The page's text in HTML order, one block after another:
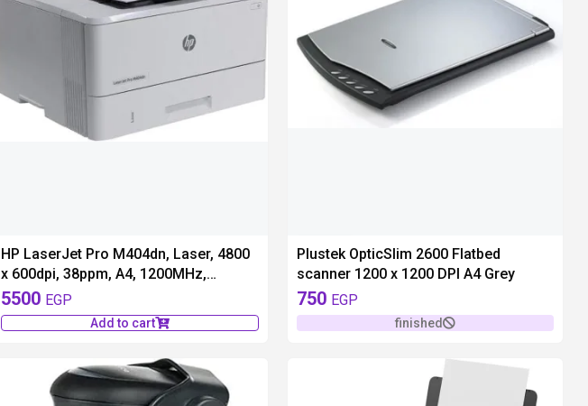
HP LaserJet Pro M404dn, Laser, 4800
x 600dpi, 38ppm, A4, 1200MHz,
256MB, USB, LCD
5500 EGP
Add to cart
Plustek OpticSlim 2600 Flatbed
scanner 1200 x 1200 DPI A4 Grey
750 EGP
finished